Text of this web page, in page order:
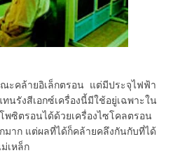
ะคล้ายอิเล็กตรอน แต่มีประจุไฟฟ้า
นรังสีเอกซ์เครื่องนี้มีใช้อยู่เฉพาะใน
พซิตรอนได้ด้วยเครื่องไซโคลตรอน
มาก แต่ผลที่ได้ก็คล้ายคลึงกันกับที่ได้
เหล็ก